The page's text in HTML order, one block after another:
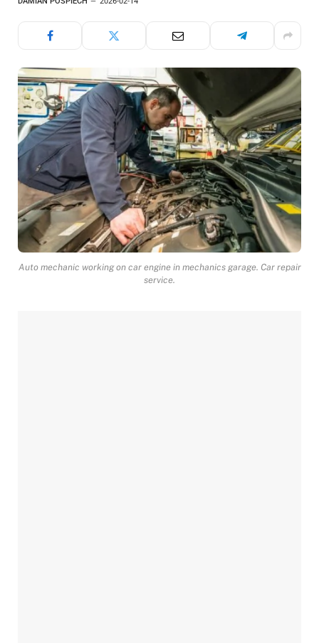
Auto mechanic working on car engine in mechanics garage. Car repair
service.